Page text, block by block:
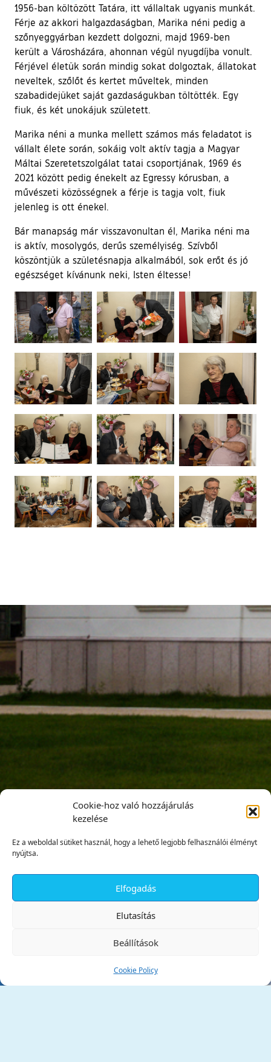
Cookie-hoz való hozzájárulás
kezelése
Ez a weboldal sütiket használ, hogy a lehető legjobb felhasználói élményt
nyújtsa.
Elfogadás
Elutasítás
Beállítások
Cookie Policy
1956-ban költözött Tatára, itt vállaltak ugyanis munkát.
Férje az akkori halgazdaságban, Marika néni pedig a
szőnyeggyárban kezdett dolgozni, majd 1969-ben
került a Városházára, ahonnan végül nyugdíjba vonult.
Férjével életük során mindig sokat dolgoztak, állatokat
neveltek, szőlőt és kertet műveltek, minden
szabadidejüket saját gazdaságukban töltötték. Egy
fiuk, és két unokájuk született.
Marika néni a munka mellett számos más feladatot is
vállalt élete során, sokáig volt aktív tagja a Magyar
Máltai Szeretetszolgálat tatai csoportjának, 1969 és
2021 között pedig énekelt az Egressy kórusban, a
művészeti közösségnek a férje is tagja volt, fiuk
jelenleg is ott énekel.
Bár manapság már visszavonultan él, Marika néni ma
is aktív, mosolygós, derűs személyiség. Szívből
köszöntjük a születésnapja alkalmából, sok erőt és jó
egészséget kívánunk neki, Isten éltesse!
Ugrás a galéria utánra
Tata Város Önkormányzata
✕